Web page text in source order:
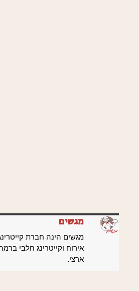
מגשים
מגשים הינה חברת
אירוח וקייטרינג חלבי
ארצי.